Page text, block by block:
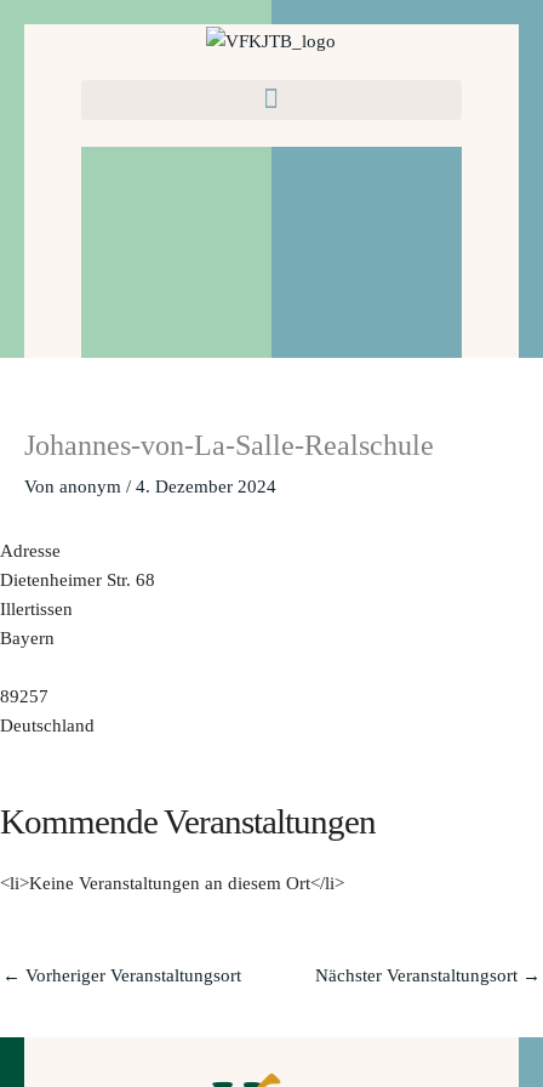
Johannes-von-La-Salle-Realschule
Von anonym / 4. Dezember 2024
Adresse
Dietenheimer Str. 68
Illertissen
Bayern
89257
Deutschland
Kommende Veranstaltungen
<li>Keine Veranstaltungen an diesem Ort</li>
← Vorheriger Veranstaltungsort Nächster Veranstaltungsort →